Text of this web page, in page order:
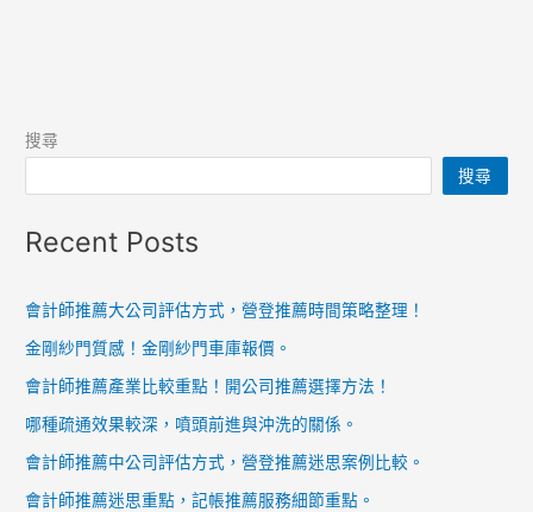
搜尋
搜尋
Recent Posts
會計師推薦大公司評估方式，營登推薦時間策略整理！
金剛紗門質感！金剛紗門車庫報價。
會計師推薦產業比較重點！開公司推薦選擇方法！
哪種疏通效果較深，噴頭前進與沖洗的關係。
會計師推薦中公司評估方式，營登推薦迷思案例比較。
會計師推薦迷思重點，記帳推薦服務細節重點。